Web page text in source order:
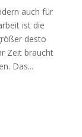
auch für
ist die
desto
Zeit braucht
Das...